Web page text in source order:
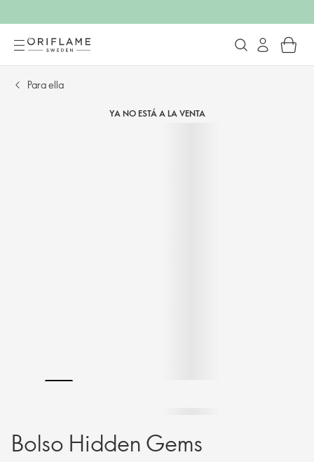
Para ella
YA NO ESTÁ A LA VENTA
Bolso Hidden Gems